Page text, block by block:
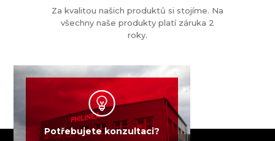
Za kvalitou našich produktů si stojíme. Na
všechny naše produkty platí záruka 2
roky.
Potřebujete konzultaci?